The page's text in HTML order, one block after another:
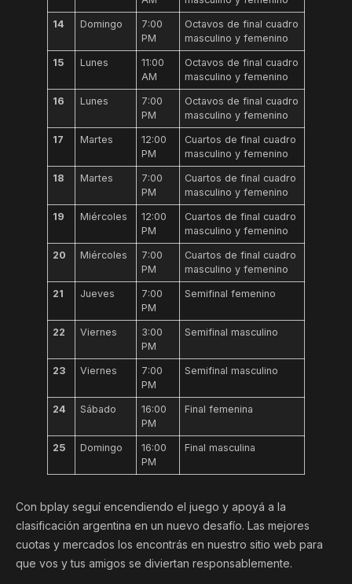
14 Domingo
7:00
PM
Octavos de final cuadro
masculino y femenino
15 Lunes
11:00
AM
Octavos de final cuadro
masculino y femenino
16 Lunes
7:00
PM
Octavos de final cuadro
masculino y femenino
17 Martes
12:00
PM
Cuartos de final cuadro
masculino y femenino
18 Martes
7:00
PM
Cuartos de final cuadro
masculino y femenino
19 Miércoles
12:00
PM
Cuartos de final cuadro
masculino y femenino
20 Miércoles
7:00
PM
Cuartos de final cuadro
masculino y femenino
21 Jueves
7:00
PM
Semifinal femenino
22 Viernes
3:00
PM
Semifinal masculino
23 Viernes
7:00
PM
Semifinal masculino
24 Sábado
16:00
PM
Final femenina
25 Domingo
16:00
PM
Final masculina
Con bplay seguí encendiendo el juego y apoyá a la
clasificación argentina en un nuevo desafío. Las mejores
cuotas y mercados los encontrás en nuestro sitio web para
que vos y tus amigos se diviertan responsablemente.